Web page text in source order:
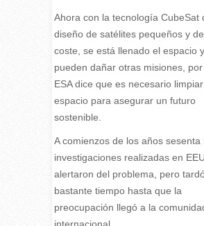
Ahora con la tecnología CubeSat
diseño de satélites pequeños y
coste, se está llenado el espacio y
pueden dañar otras misiones,
ESA dice que es necesario
espacio para asegurar un futuro
sostenible.
A comienzos de los años sesenta
investigaciones realizadas en
alertaron del problema, pero
bastante tiempo hasta que la
preocupación llegó a la
internacional.